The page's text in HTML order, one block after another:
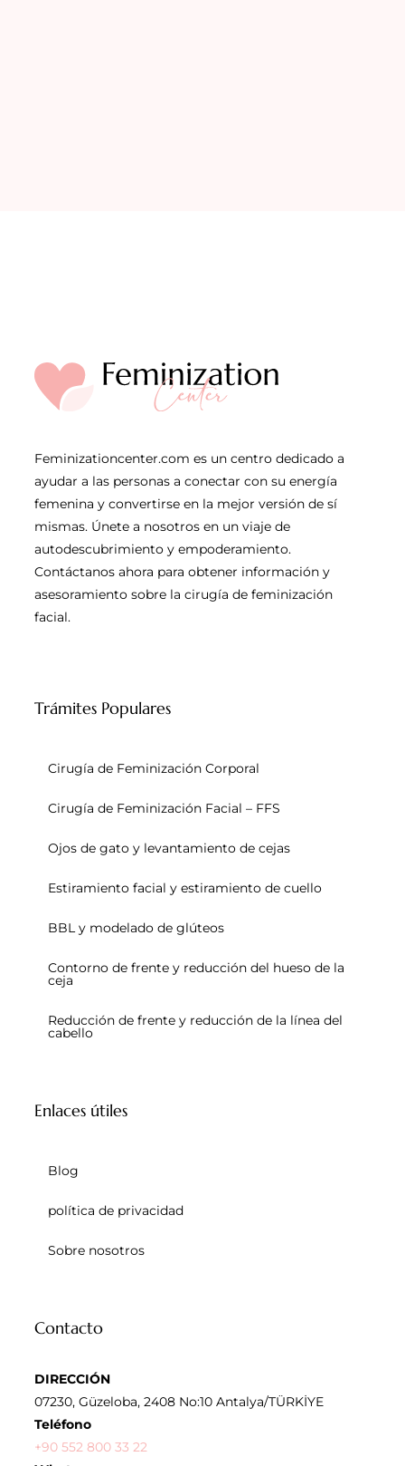
Feminizationcenter.com es un centro dedicado a
ayudar a las personas a conectar con su energía
femenina y convertirse en la mejor versión de sí
mismas. Únete a nosotros en un viaje de
autodescubrimiento y empoderamiento.
Contáctanos ahora para obtener información y
asesoramiento sobre la cirugía de feminización
facial.
Trámites Populares
Cirugía de Feminización Corporal
Cirugía de Feminización Facial – FFS
Ojos de gato y levantamiento de cejas
Estiramiento facial y estiramiento de cuello
BBL y modelado de glúteos
Contorno de frente y reducción del hueso de la
ceja
Reducción de frente y reducción de la línea del
cabello
Enlaces útiles
Blog
política de privacidad
Sobre nosotros
Contacto
DIRECCIÓN
07230, Güzeloba, 2408 No:10 Antalya/TÜRKİYE
Teléfono
+90 552 800 33 22